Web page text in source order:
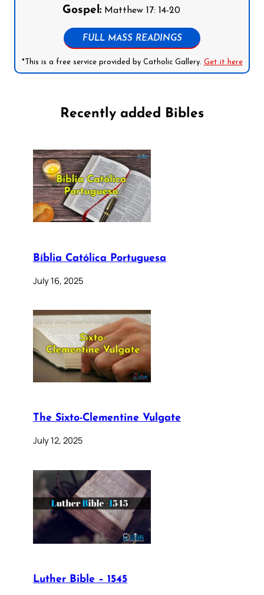
Gospel:Matthew 17: 14-20
FULL MASS READINGS
*This is a free service provided by Catholic Gallery. Get it here
Recently added Bibles
Bíblia Católica Portuguesa
July 16, 2025
The Sixto-Clementine Vulgate
July 12, 2025
Luther Bible – 1545